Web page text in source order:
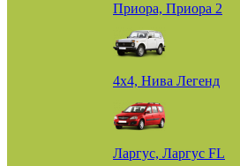
Приора, Приора 2
4х4, Нива Легенд
Ларгус, Ларгус FL